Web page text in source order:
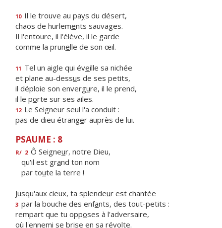
10 Il le trouve au pays du désert,
chaos de hurlements sauvages.
Il l'entoure, il l'élève, il le garde
comme la prunelle de son œil.
11 Tel un aigle qui éveille sa nichée
et plane au-dessus de ses petits,
il déploie son envergure, il le prend,
il le porte sur ses ailes.
12 Le Seigneur seul l'a conduit :
pas de dieu étranger auprès de lui.
PSAUME : 8
R/ 2 Ô Seigneur, notre Dieu,
qu'il est grand ton nom
par toute la terre !
Jusqu'aux cieux, ta splendeur est chantée
3 par la bouche des enfants, des tout-petits :
rempart que tu opposes à l'adversaire,
où l'ennemi se brise en sa révolte.